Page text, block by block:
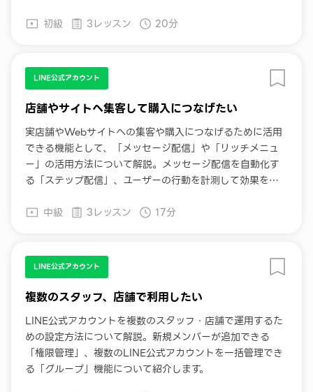
初級 3レッスン 20分
LINE公式アカウント
店舗やサイトへ集客して購入につなげたい
実店舗やWebサイトへの集客や購入につなげるために活用
できる機能として、「メッセージ配信」や「リッチメニュ
ー」の活用方法について解説。メッセージ配信を自動化す
る「ステップ配信」、ユーザーの行動を計測して効果を可
中級
3レッスン 17分
LINE公式アカウント
複数のスタッフ、店舗で利用したい
LINE公式アカウントを複数のスタッフ・店舗で運用するた
めの設定方法について解説。新規メンバーが追加できる
「権限管理」、複数のLINE公式アカウントを一括管理でき
る「グループ」機能について紹介します。